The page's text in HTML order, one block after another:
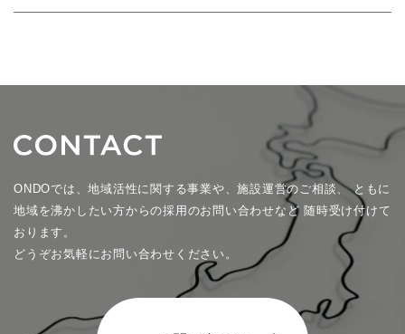
ONDOでは、地域活性に関する事業や、施設運営のご相談、ともに
地域を沸かしたい方からの採用のお問い合わせなど 随時受け付けて
おります。
どうぞお気軽にお問い合わせください。